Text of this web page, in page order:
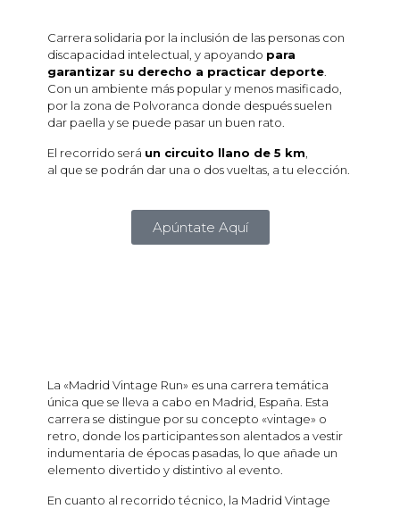
Carrera solidaria por la inclusión de las personas con
discapacidad intelectual, y apoyando para
garantizar su derecho a practicar deporte
Con un ambiente más popular y menos masificado,
por la zona de Polvoranca donde después suelen
dar paella y se puede pasar un buen rato.
El recorrido será un circuito llano de 5 km
al que se podrán dar una o dos vueltas, a tu elección.
Apúntate Aquí
La «Madrid Vintage Run» es una carrera temática
única que se lleva a cabo en Madrid, España. Esta
carrera se distingue por su concepto «vintage» o
retro, donde los participantes son alentados a vestir
indumentaria de épocas pasadas, lo que añade un
elemento divertido y distintivo al evento.
En cuanto al recorrido técnico, la Madrid Vintage